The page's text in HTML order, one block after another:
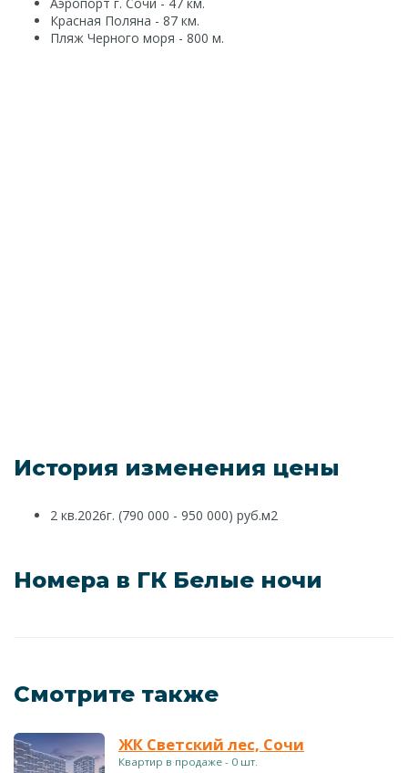
Красная Поляна - 87 км.
Пляж Черного моря - 800 м.
История изменения цены
2 кв.2026г. (790 000 - 950 000) руб.м2
Номера в ГК Белые ночи
Смотрите также
ЖК Светский лес, Сочи
Квартир в продаже - 0 шт.